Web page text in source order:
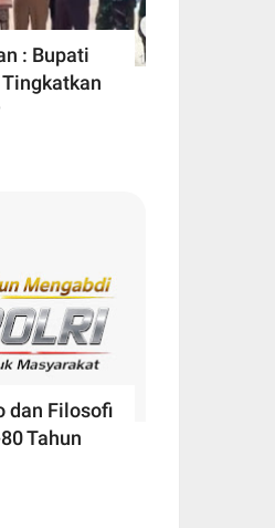
: Bupati
dan Filosofi
Tahun